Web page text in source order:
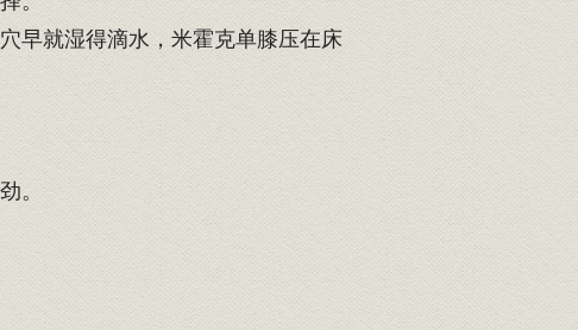
早就湿得滴水，米霍克单膝压在床
。